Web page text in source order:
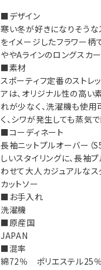
■デザイン
寒い冬が好きになりそう
をイメージしたフラワー柄
ややAラインのロングスカー
■素材
スポーティフ定番のストレ
アは、オリジナル性の高い
れが少なく、洗濯機も使
く、シワが発生しても蒸気
■コーディネート
長袖ニットプルオーバー（
しいスタイリングに、長袖
わせて大人カジュアルなス
カットソー
■お手入れ
洗濯機
■原産国
JAPAN
■混率
綿72％ ポリエステル25